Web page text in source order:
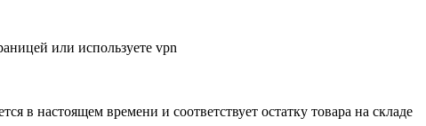
или используете vpn
в настоящем времени и соответствует остатку товара на складе